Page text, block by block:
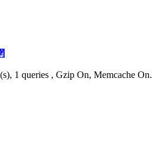
1 queries , Gzip On, Memcache On.